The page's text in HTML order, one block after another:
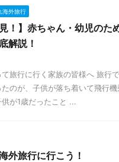
海外旅行
見！】赤ちゃん・幼児の
解説！
旅行に行く家族の皆様へ 旅行
のが、子供が落ち着いて飛行
が1歳だったこと ...
外旅行に行こう！